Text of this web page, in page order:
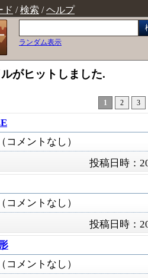
ド /検索 /ヘルプ
ランダム表示
がヒットしました.
1 2 3
（コメントなし）
投稿日時：
（コメントなし）
投稿日時：
（コメントなし）